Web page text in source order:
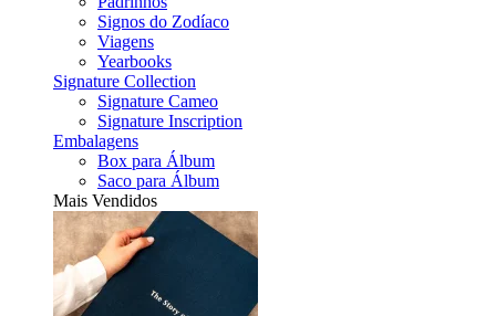
Signos do Zodíaco
Viagens
Yearbooks
Signature Collection
Signature Cameo
Signature Inscription
Embalagens
Box para Álbum
Saco para Álbum
Mais Vendidos